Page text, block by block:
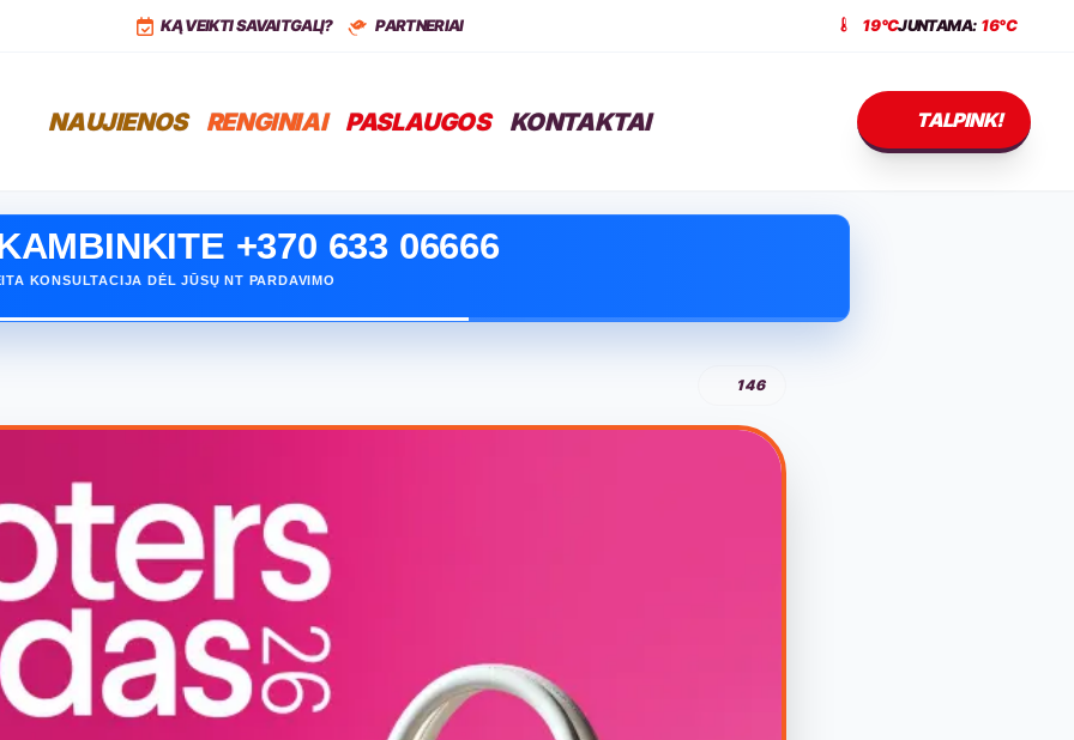
+37068399766KĄ VEIKTI SAVAITGALĮ? PARTNERIAI 19°CJUNTAMA: 16°C
NAUJIENOS RENGINIAI PASLAUGOS KONTAKTAI TALPINK!
+370 633 06666
KONSULTACIJA DĖL JŪSŲ NT PARDAVIMO
PARDUOTI SAVO NT?
KAIP GALIME PADĖTI PARDUOTI GREIČIAU
146